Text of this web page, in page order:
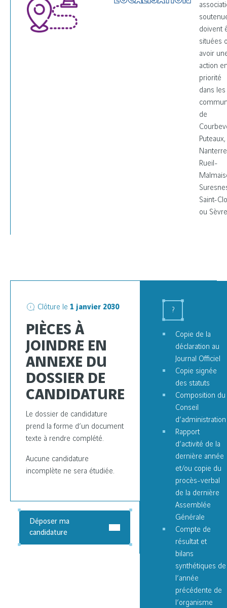
doivent
situées
avoir
action
priorité
dans les
de
Puteaux,
Rueil-
Saint-
ou
Clôture le1 janvier 2030
PIÈCES À
JOINDRE EN
ANNEXE DU
DOSSIER DE
CANDIDATURE
Le dossier de candidature
prend la forme d’un document
texte à rendre complété.
Aucune candidature
incomplète ne sera étudiée.
Déposer ma
candidature
?
Copie de la
déclaration au
Journal Officiel
Copie signée
des statuts
Composition du
Conseil
d’administration
Rapport
d’activité de la
dernière année
et/ou copie du
procès-verbal
de la dernière
Assemblée
Générale
Compte de
résultat et
bilans
synthétiques de
l’année
précédente de
l’organisme